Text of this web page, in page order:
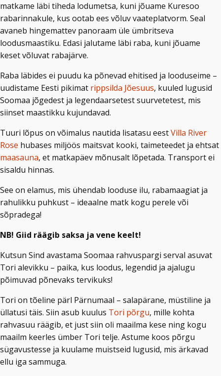
matkame läbi tiheda lodumetsa, kuni jõuame Kuresoo
rabarinnakule, kus ootab ees võluv vaateplatvorm. Seal
avaneb hingemattev panoraam üle ümbritseva
loodusmaastiku. Edasi jalutame läbi raba, kuni jõuame
keset võluvat rabajärve.
Raba läbides ei puudu ka põnevad ehitised ja looduseime –
uudistame Eesti pikimat rippsilda Jõesuus, kuuled lugusid
Soomaa jõgedest ja legendaarsetest suurvetetest, mis
siinset maastikku kujundavad.
Tuuri lõpus on võimalus nautida lisatasu eestVilla River
Rose hubases miljöös maitsvat kooki, taimeteedet ja ehtsat
maasauna, et matkapäev mõnusalt lõpetada. Transport ei
sisaldu hinnas.
See on elamus, mis ühendab looduse ilu, rabamaagiat ja
rahulikku puhkust – ideaalne matk kogu perele või
sõpradega!
NB! Giid räägib saksa ja vene keelt!
Kutsun Sind avastama Soomaa rahvuspargi serval asuvat
Tori alevikku – paika, kus loodus, legendid ja ajalugu
põimuvad põnevaks tervikuks!
Tori on tõeline pärl Pärnumaal – salapärane, müstiline ja
üllatusi täis. Siin asub kuulus Tori põrgu, mille kohta
rahvasuu räägib, et just siin oli maailma kese ning kogu
maailm keerles ümber Tori telje. Astume koos põrgu
sügavustesse ja kuulame muistseid lugusid, mis ärkavad
ellu iga sammuga.